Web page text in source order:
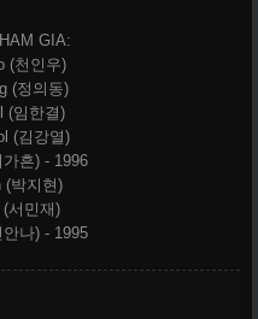
GIA:
(천인우)
(정의동)
(임한결)
(김강열)
가흔) - 1996
(박지현)
서민재)
나) - 1995